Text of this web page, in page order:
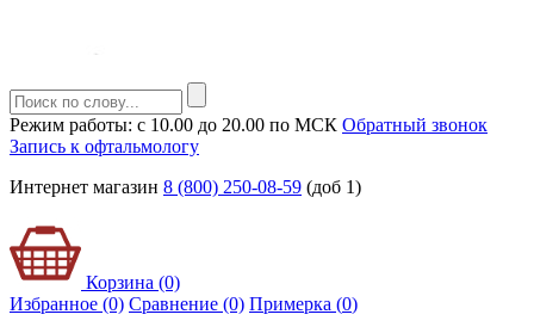
Режим работы: с 10.00 до 20.00 по МСК Обратный звонок
Запись к офтальмологу
Интернет магазин 8 (800) 250-08-59 (доб 1)
Корзина (0)
Избранное (0) Сравнение (0) Примерка (0)